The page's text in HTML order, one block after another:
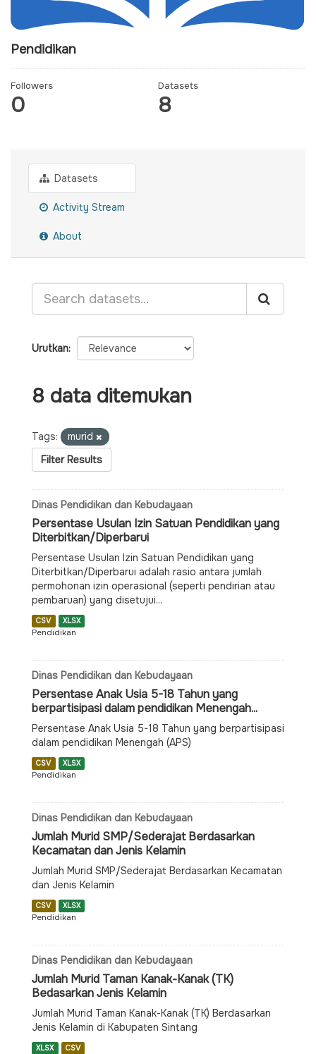
Pendidikan
Followers
0
Datasets
8
Datasets
Activity Stream
About
Urutkan
8 data ditemukan
Tags:
murid
Filter Results
Dinas Pendidikan dan Kebudayaan
Persentase Usulan Izin Satuan Pendidikan yang
Diterbitkan/Diperbarui
Persentase Usulan Izin Satuan Pendidikan yang
Diterbitkan/Diperbarui adalah rasio antara jumlah
permohonan izin operasional (seperti pendirian atau
pembaruan) yang disetujui...
CSV XLSX
Pendidikan
Dinas Pendidikan dan Kebudayaan
Persentase Anak Usia 5-18 Tahun yang
berpartisipasi dalam pendidikan Menengah...
Persentase Anak Usia 5-18 Tahun yang berpartisipasi
dalam pendidikan Menengah (APS)
CSV XLSX
Pendidikan
Dinas Pendidikan dan Kebudayaan
Jumlah Murid SMP/Sederajat Berdasarkan
Kecamatan dan Jenis Kelamin
Jumlah Murid SMP/Sederajat Berdasarkan Kecamatan
dan Jenis Kelamin
CSV XLSX
Pendidikan
Dinas Pendidikan dan Kebudayaan
Jumlah Murid Taman Kanak-Kanak (TK)
Bedasarkan Jenis Kelamin
Jumlah Murid Taman Kanak-Kanak (TK) Berdasarkan
Jenis Kelamin di Kabupaten Sintang
XLSX CSV